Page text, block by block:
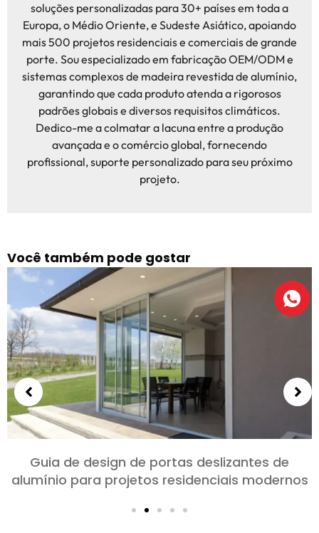
soluções personalizadas para 30+ países em toda a
Europa, o Médio Oriente, e Sudeste Asiático, apoiando
mais 500 projetos residenciais e comerciais de grande
porte. Sou especializado em fabricação OEM/ODM e
sistemas complexos de madeira revestida de alumínio,
garantindo que cada produto atenda a rigorosos
padrões globais e diversos requisitos climáticos.
Dedico-me a colmatar a lacuna entre a produção
avançada e o comércio global, fornecendo
profissional, suporte personalizado para seu próximo
projeto.
Você também pode gostar
Escolhendo portas de alumínio para quartos e
salas: Conforto, Estilo, e privacidade